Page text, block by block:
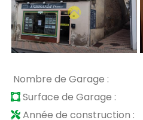
Nombre de Garage :
Surface de Garage :
Année de construction :